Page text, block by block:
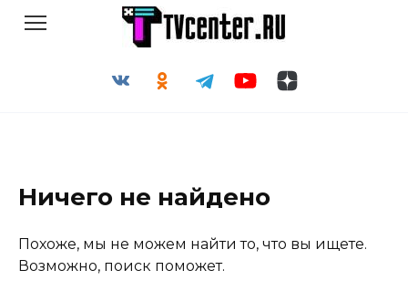
Ничего не найдено
Похоже, мы не можем найти то, что вы ищете.
Возможно, поиск поможет.